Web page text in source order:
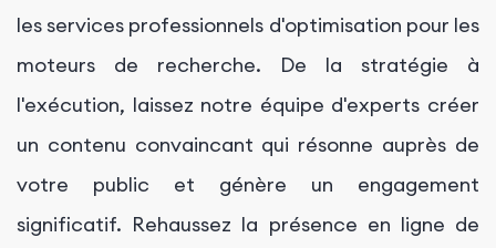
les services professionnels d'optimisation pour les
moteurs de recherche. De la stratégie à
l'exécution, laissez notre équipe d'experts créer
un contenu convaincant qui résonne auprès de
votre public et génère un engagement
significatif. Rehaussez la présence en ligne de